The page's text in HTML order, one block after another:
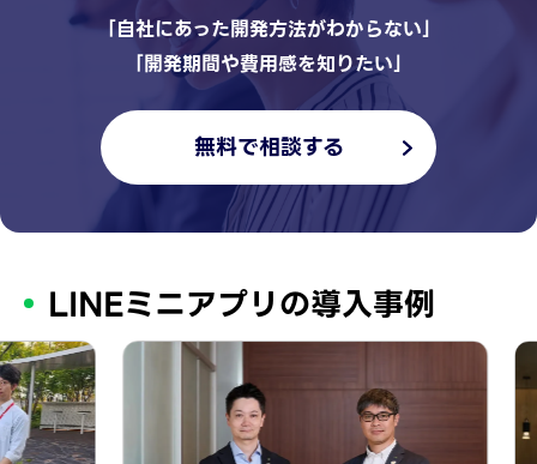
｢自社にあった開発方法がわからない｣
｢開発期間や費用感を知りたい｣
無料で相談する
LINEミニアプリの導入事例